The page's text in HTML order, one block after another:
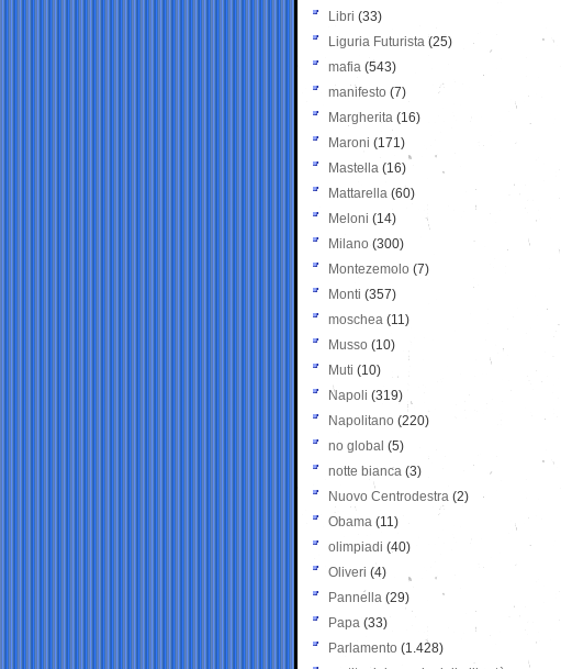
Libri (33)
Liguria Futurista (25)
mafia (543)
manifesto (7)
Margherita (16)
Maroni (171)
Mastella (16)
Mattarella (60)
Meloni (14)
Milano (300)
Montezemolo (7)
Monti (357)
moschea (11)
Musso (10)
Muti (10)
Napoli (319)
Napolitano (220)
no global (5)
notte bianca (3)
Nuovo Centrodestra (2)
Obama (11)
olimpiadi (40)
Oliveri (4)
Pannella (29)
Papa (33)
Parlamento (1.428)